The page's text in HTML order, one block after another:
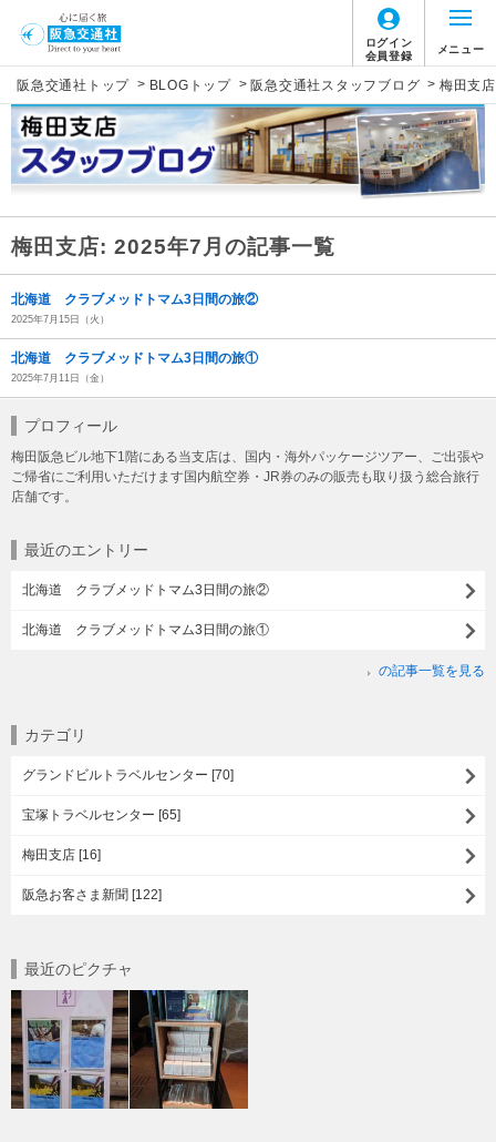
ログイン
会員登録
メニュー
阪急交通社トップ > BLOGトップ > 阪急交通社スタッフブログ > 梅田支
梅田支店: 2025年7月の記事一覧
北海道 クラブメッドトマム3日間の旅②
2025年7月15日（火）
北海道 クラブメッドトマム3日間の旅①
2025年7月11日（金）
プロフィール
梅田阪急ビル地下1階にある当支店は、国内・海外パッケージツアー、ご出張や
ご帰省にご利用いただけます国内航空券・JR券のみの販売も取り扱う総合旅行
店舗です。
最近のエントリー
北海道 クラブメッドトマム3日間の旅②
北海道 クラブメッドトマム3日間の旅①
の記事一覧を見る
カテゴリ
グランドビルトラベルセンター [70]
宝塚トラベルセンター [65]
梅田支店 [16]
阪急お客さま新聞 [122]
最近のピクチャ